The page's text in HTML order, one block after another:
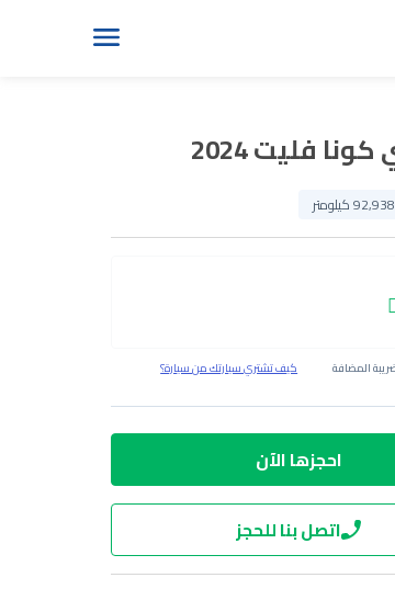
فليت 2024
92,938 كيلومتر
المضافة كيف تشتري سيارتك من سيارة؟
احجزها الآن
اتصل بنا للحجز